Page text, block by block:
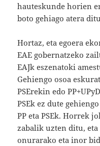
hauteskunde horien
boto gehiago atera
Hortaz, eta egoera
EAE gobernatzeko
EAJk eszenatoki
Gehiengo osoa
PSErekin edo
PSEk ez dute
PP eta PSEk. Horrek
zabalik uzten ditu,
onurarako eta inor